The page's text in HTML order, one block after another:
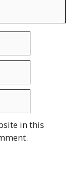
in this